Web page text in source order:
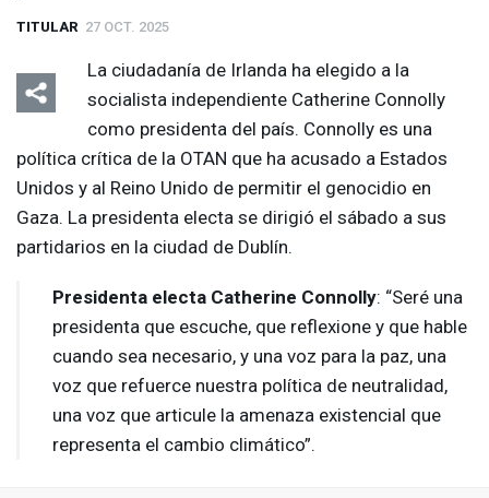
TITULAR 27 OCT. 2025
La ciudadanía de Irlanda ha elegido a la
socialista independiente Catherine Connolly
como presidenta del país. Connolly es una
política crítica de la OTAN que ha acusado a Estados
Unidos y al Reino Unido de permitir el genocidio en
Gaza. La presidenta electa se dirigió el sábado a sus
partidarios en la ciudad de Dublín.
Presidenta electa Catherine Connolly: “Seré una
presidenta que escuche, que reflexione y que hable
cuando sea necesario, y una voz para la paz, una
voz que refuerce nuestra política de neutralidad,
una voz que articule la amenaza existencial que
representa el cambio climático”.